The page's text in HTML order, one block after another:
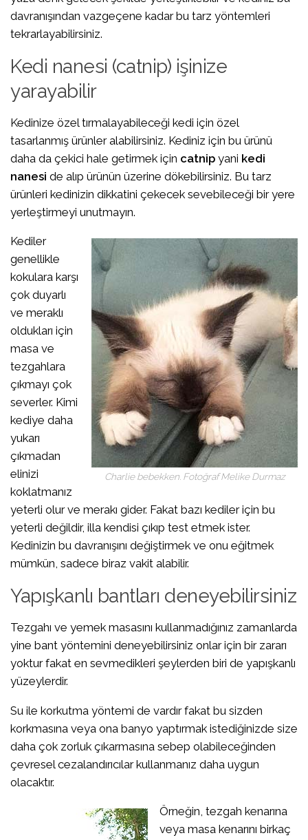
davranışından vazgeçene kadar bu tarz yöntemleri
tekrarlayabilirsiniz.
Kedi nanesi (catnip) işinize
yarayabilir
Kedinize özel tırmalayabileceği kedi için özel
tasarlanmış ürünler alabilirsiniz. Kediniz için bu ürünü
daha da çekici hale getirmek için catnip yani kedi
nanesi de alıp ürünün üzerine dökebilirsiniz. Bu tarz
ürünleri kedinizin dikkatini çekecek sevebileceği bir yere
yerleştirmeyi unutmayın.
Charlie bebekken. Fotoğraf Melike Durmaz
Kediler
genellikle
kokulara karşı
çok duyarlı
ve meraklı
oldukları için
masa ve
tezgahlara
çıkmayı çok
severler. Kimi
kediye daha
yukarı
çıkmadan
elinizi
koklatmanız
yeterli olur ve merakı gider. Fakat bazı kediler için bu
yeterli değildir, illa kendisi çıkıp test etmek ister.
Kedinizin bu davranışını değiştirmek ve onu eğitmek
mümkün, sadece biraz vakit alabilir.
Yapışkanlı bantları deneyebilirsiniz
Tezgahı ve yemek masasını kullanmadığınız zamanlarda
yine bant yöntemini deneyebilirsiniz onlar için bir zararı
yoktur fakat en sevmedikleri şeylerden biri de yapışkanlı
yüzeylerdir.
Su ile korkutma yöntemi de vardır fakat bu sizden
korkmasına veya ona banyo yaptırmak istediğinizde size
daha çok zorluk çıkarmasına sebep olabileceğinden
çevresel cezalandırıcılar kullanmanız daha uygun
olacaktır.
Örneğin, tezgah kenarına
veya masa kenarını birkaç